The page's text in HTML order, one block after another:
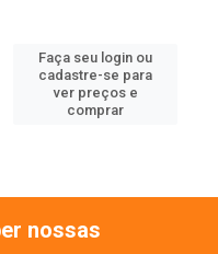
Faça seu login ou
cadastre-se para
ver preços e
comprar
nossas